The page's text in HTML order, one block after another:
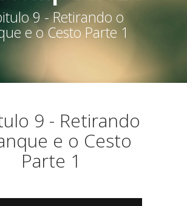
9 - Retirando o
e o Cesto Parte 1
9 - Retirando
e o Cesto
Parte 1